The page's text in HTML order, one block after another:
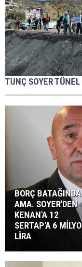
TUNÇ SOYER
BORÇ BATAĞINDA
AMA. SOYER'DEN
KENAN'A 12
SERTAP'A 6
LİRA